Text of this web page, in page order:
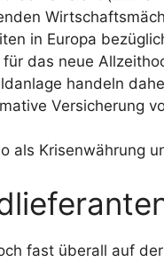
in Europa
das neue
handeln
Versicherung
als Krisenwährung
fast überall auf